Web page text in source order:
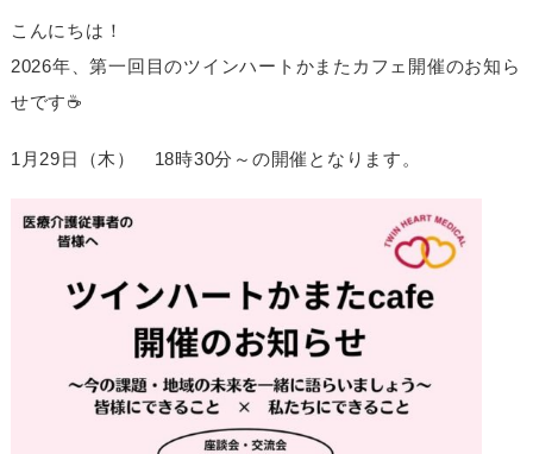
こんにちは！
2026年、第一回目のツインハートかまたカフェ開催のお知ら
せです☕
1月29日（木） 18時30分～の開催となります。